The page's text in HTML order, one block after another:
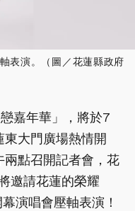
表演。（圖／花蓮縣政府
嘉年華」，將於7
東大門廣場熱情開
兩點召開記者會，花
邀請花蓮的榮耀
演唱會壓軸表演！